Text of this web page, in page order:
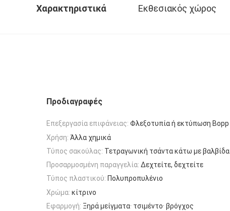
Χαρακτηριστικά Εκθεσιακός χώρος
Προδιαγραφές
Επεξεργασία επιφάνειας: Φλεξοτυπία ή εκτύπωση Bopp
Χρήση: Άλλα χημικά
Τύπος σακούλας: Τετραγωνική τσάντα κάτω με βαλβίδα
Προσαρμοσμένη παραγγελία: Δεχτείτε, δεχτείτε
Τύπος πλαστικού: Πολυπροπυλένιο
Χρώμα: κίτρινο
Εφαρμογή: Ξηρά μείγματα· τσιμέντο· βρόγχος